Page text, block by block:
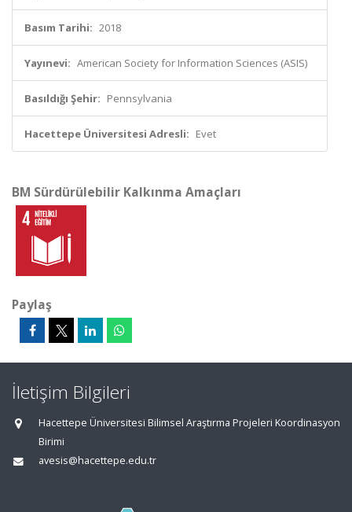
Basım Tarihi: 2018
Yayınevi: American Society for Information Sciences (ASIS)
Basıldığı Şehir: Pennsylvania
Hacettepe Üniversitesi Adresli: Evet
BM Sürdürülebilir Kalkınma Amaçları
Paylaş
İletişim Bilgileri
Hacettepe Üniversitesi Bilimsel Araştırma Projeleri Koordinasyon
Birimi
avesis@hacettepe.edu.tr